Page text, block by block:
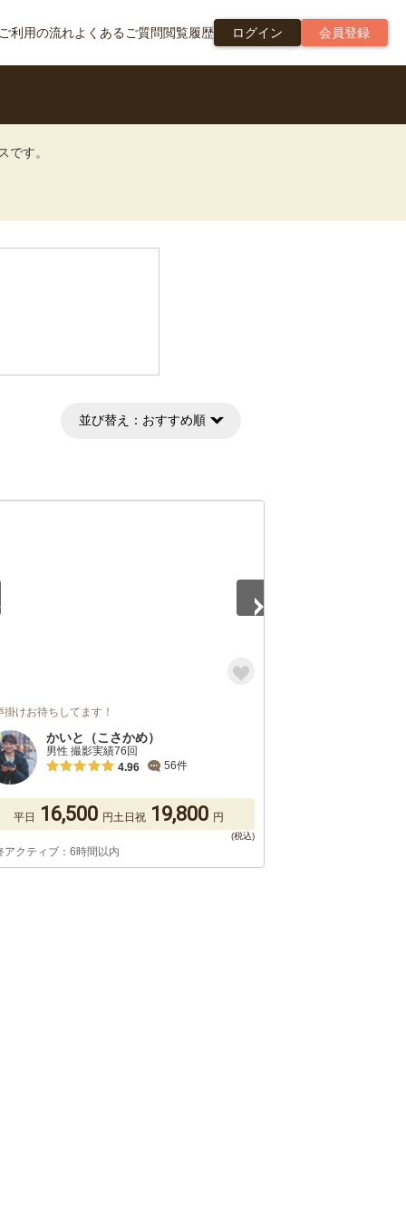
ご利用の流れよくあるご質問閲覧履歴 ログイン 会員登録
です。
並び替え： おすすめ順
掛けお待ちしてます！
かいと（こさかめ）
男性 撮影実績76回
4.96
56件
平日 16,500 円土日祝 19,800 円
アクティブ：6時間以内